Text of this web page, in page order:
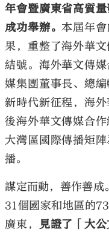
年會暨廣東省高質
成功舉辦。本屆年
果，重整了海外華
結號。海外華文傳
媒集團董事長、總編
新時代新征程，海
後海外華文傳媒合
大灣區國際傳播矩
播。
謀定而動，善作善成
31個國家和地區的
廣東， 見證了「大